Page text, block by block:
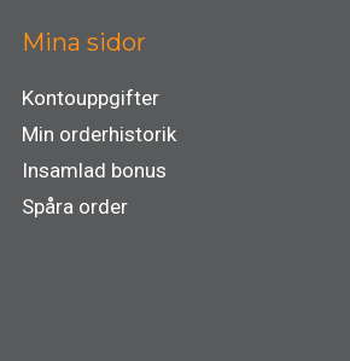
Mina sidor
Kontouppgifter
Min orderhistorik
Insamlad bonus
Spåra order